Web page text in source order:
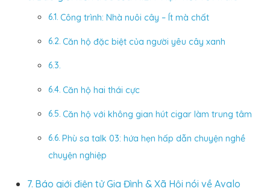
Công trình: Nhà nuôi cây – Ít mà chất
Căn hộ đặc biệt của người yêu cây xanh
Căn hộ hai thái cực
Căn hộ với không gian hút cigar làm trung tâm
Phù sa talk 03: hứa hẹn hấp dẫn chuyện nghề
chuyện nghiệp
Báo giới điện tử Gia Đình & Xã Hội nói về Avalo